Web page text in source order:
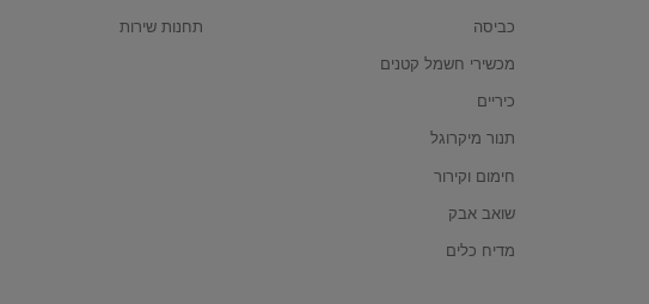
כביסה
מכשירי חשמל קטנים
כיריים
תנור מיקרוגל
חימום וקירור
שואב אבק
מדיח כלים
תחנות שירות